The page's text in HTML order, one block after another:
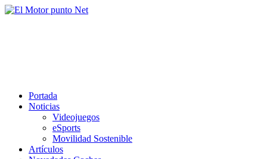
Saltar
Portada
Noticias
Videojuegos
eSports
Movilidad Sostenible
Artículos